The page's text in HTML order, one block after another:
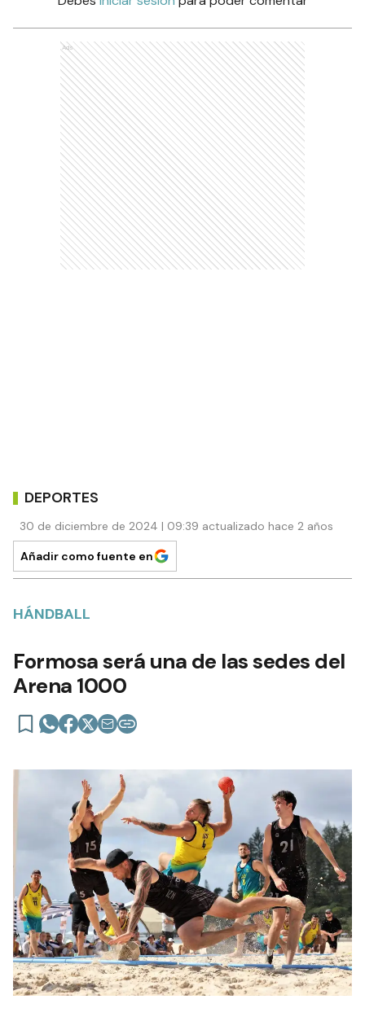
Ads
DEPORTES
30 de diciembre de 2024 | 09:39 actualizado hace 2 años
Añadir como fuente en
HÁNDBALL
Formosa será una de las sedes del
Arena 1000